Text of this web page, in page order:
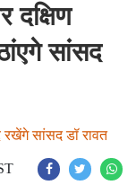
दक्षिण
सांसद
सांसद डॉ रावत